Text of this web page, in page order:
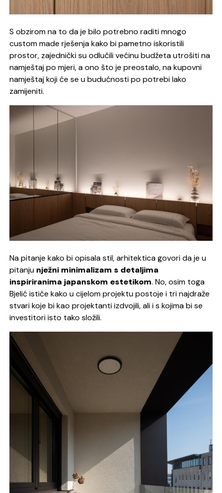
S obzirom na to da je bilo potrebno raditi mnogo
custom made rješenja kako bi pametno iskoristili
prostor, zajednički su odlučili većinu budžeta utrošiti na
namještaj po mjeri, a ono što je preostalo, na kupovni
namještaj koji će se u budućnosti po potrebi lako
zamijeniti.
Na pitanje kako bi opisala stil, arhitektica govori da je u
pitanju nježni minimalizam s detaljima
inspiriranima japanskom estetikom. No, osim toga
Bjelić ističe kako u cijelom projektu postoje i tri najdraže
stvari koje bi kao projektanti izdvojili, ali i s kojima bi se
investitori isto tako složili.